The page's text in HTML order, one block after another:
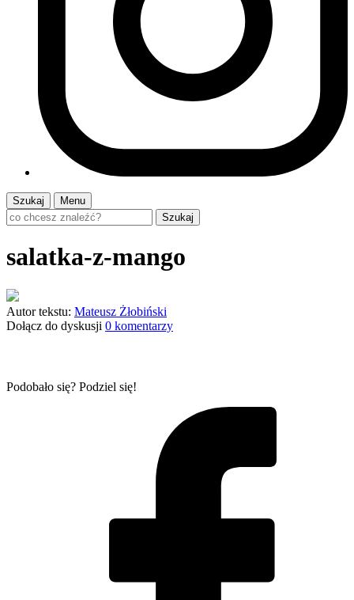
Szukaj
Menu
Szukaj
salatka-z-mango
Autor tekstu: Mateusz Żłobiński
Dołącz do dyskusji 0 komentarzy
Podobało się? Podziel się!